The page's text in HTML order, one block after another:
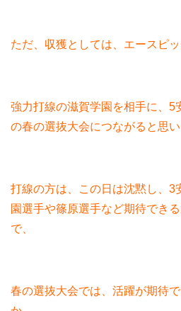
ただ、収獲としては、エースピ
強力打線の滋賀学園を相手に、5
の春の選抜大会につながると思い
打線の方は、この日は沈黙し、3
園選手や篠原選手など期待でき
で、
春の選抜大会では、活躍が期待